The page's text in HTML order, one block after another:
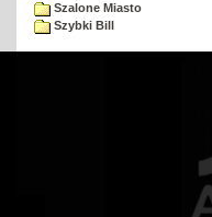
Szalone Miasto
Szybki Bill